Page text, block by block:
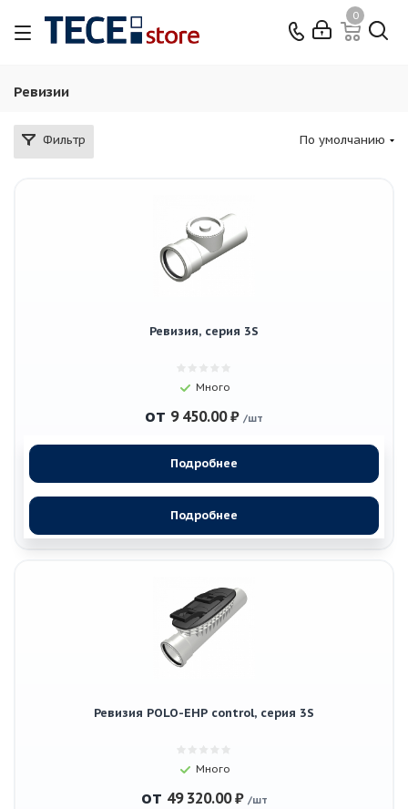
0
Ревизии
Фильтр По умолчанию
Ревизия, серия 3S
Много
от 9 450.00 ₽ /шт
Подробнее
Подробнее
Ревизия POLO-EHP control, серия 3S
Много
от 49 320.00 ₽ /шт